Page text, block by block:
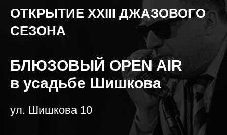
ОТКРЫТИЕ XXIII ДЖАЗОВОГО
СЕЗОНА
БЛЮЗОВЫЙ OPEN AIR
в усадьбе Шишкова
ул. Шишкова 10